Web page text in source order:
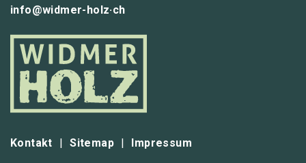
info@widmer-holz·ch
Kontakt | Sitemap | Impressum